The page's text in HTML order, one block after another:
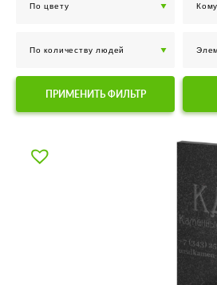
ПРИМЕНИТЬ ФИЛЬТР